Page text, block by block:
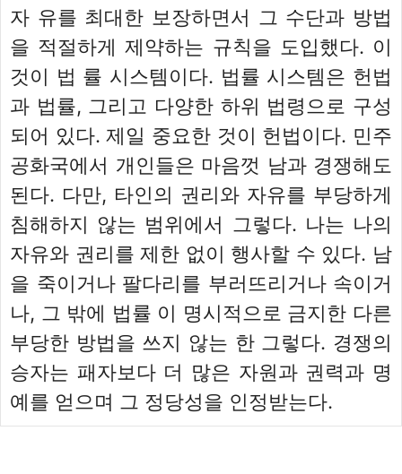
자 유를 최대한 보장하면서 그 수단과 방법
을 적절하게 제약하는 규칙을 도입했다. 이
것이 법 률 시스템이다. 법률 시스템은 헌법
과 법률, 그리고 다양한 하위 법령으로 구성
되어 있다. 제일 중요한 것이 헌법이다. 민주
공화국에서 개인들은 마음껏 남과 경쟁해도
된다. 다만, 타인의 권리와 자유를 부당하게
침해하지 않는 범위에서 그렇다. 나는 나의
자유와 권리를 제한 없이 행사할 수 있다. 남
을 죽이거나 팔다리를 부러뜨리거나 속이거
나, 그 밖에 법률 이 명시적으로 금지한 다른
부당한 방법을 쓰지 않는 한 그렇다. 경쟁의
승자는 패자보다 더 많은 자원과 권력과 명
예를 얻으며 그 정당성을 인정받는다.